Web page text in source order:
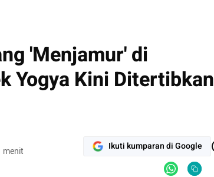
'Menjamur' di
Yogya Kini Ditertibkan
menit Ikuti kumparan di Google